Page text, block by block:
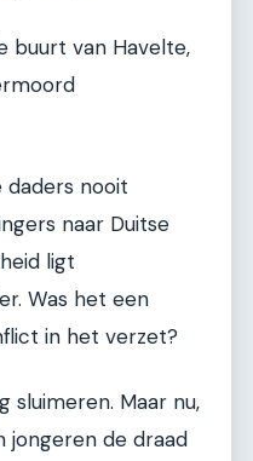
buurt van Havelte,
daders nooit
naar Duitse
ligt
Was het een
in het verzet?
sluimeren. Maar nu,
jongeren de draad